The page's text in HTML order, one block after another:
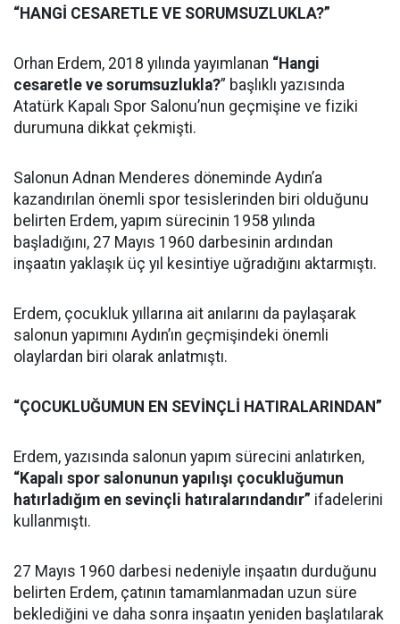
“HANGİ CESARETLE VE SORUMSUZLUKLA?”
Orhan Erdem, 2018 yılında yayımlanan “Hangi
cesaretle ve sorumsuzlukla?” başlıklı yazısında
Atatürk Kapalı Spor Salonu’nun geçmişine ve fiziki
durumuna dikkat çekmişti.
Salonun Adnan Menderes döneminde Aydın’a
kazandırılan önemli spor tesislerinden biri olduğunu
belirten Erdem, yapım sürecinin 1958 yılında
başladığını, 27 Mayıs 1960 darbesinin ardından
inşaatın yaklaşık üç yıl kesintiye uğradığını aktarmıştı.
Erdem, çocukluk yıllarına ait anılarını da paylaşarak
salonun yapımını Aydın’ın geçmişindeki önemli
olaylardan biri olarak anlatmıştı.
“ÇOCUKLUĞUMUN EN SEVİNÇLİ HATIRALARINDAN”
Erdem, yazısında salonun yapım sürecini anlatırken,
“Kapalı spor salonunun yapılışı çocukluğumun
hatırladığım en sevinçli hatıralarındandır” ifadelerini
kullanmıştı.
27 Mayıs 1960 darbesi nedeniyle inşaatın durduğunu
belirten Erdem, çatının tamamlanmadan uzun süre
beklediğini ve daha sonra inşaatın yeniden başlatılarak